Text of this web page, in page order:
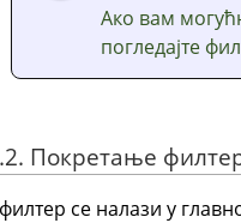
Ако вам
погледајте
Покретање
се налази у